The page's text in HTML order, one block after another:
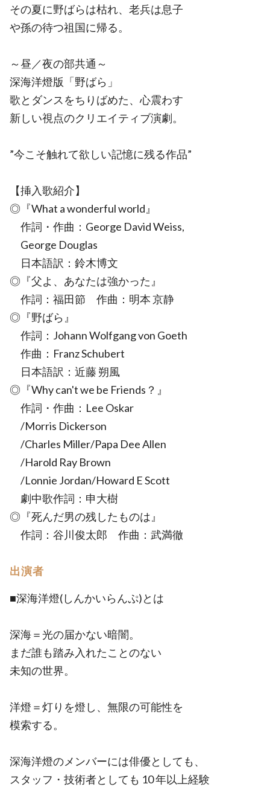
その夏に野ばらは枯れ、老兵は息子
や孫の待つ祖国に帰る。
～昼／夜の部共通～
深海洋燈版「野ばら」
歌とダンスをちりばめた、心震わす
新しい視点のクリエイティブ演劇。
”今こそ触れて欲しい記憶に残る作品”
【挿入歌紹介】
◎『What a wonderful world』
作詞・作曲：George David Weiss,
George Douglas
日本語訳：鈴木博文
◎『父よ、あなたは強かった』
作詞：福田節 作曲：明本 京静
◎『野ばら』
作詞：Johann Wolfgang von Goeth
作曲：Franz Schubert
日本語訳：近藤 朔風
◎『Why can't we be Friends？』
作詞・作曲：Lee Oskar
/Morris Dickerson
/Charles Miller/Papa Dee Allen
/Harold Ray Brown
/Lonnie Jordan/Howard E Scott
劇中歌作詞：申大樹
◎『死んだ男の残したものは』
作詞：谷川俊太郎 作曲：武満徹
出演者
■深海洋燈(しんかいらんぷ)とは
深海＝光の届かない暗闇。
まだ誰も踏み入れたことのない
未知の世界。
洋燈＝灯りを燈し、無限の可能性を
模索する。
深海洋燈のメンバーには俳優としても、
スタッフ・技術者としても 10 年以上経験